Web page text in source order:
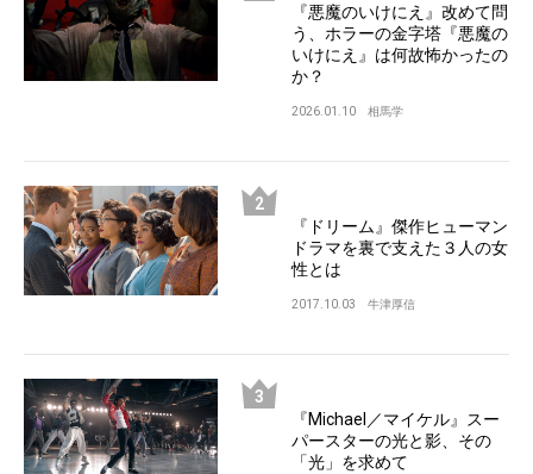
『悪魔のいけにえ』改めて問
う、ホラーの金字塔『悪魔の
いけにえ』は何故怖かったの
か？
2026.01.10 相馬学
『ドリーム』傑作ヒューマン
ドラマを裏で支えた３人の女
性とは
2017.10.03 牛津厚信
『Michael／マイケル』スー
パースターの光と影、その
「光」を求めて